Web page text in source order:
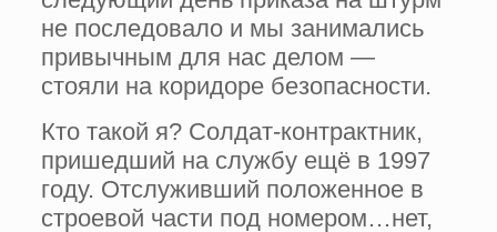
не последовало и мы занимались
привычным для нас делом —
стояли на коридоре безопасности.
Кто такой я? Солдат-контрактник,
пришедший на службу ещё в 1997
году. Отслуживший положенное в
строевой части под номером…нет,